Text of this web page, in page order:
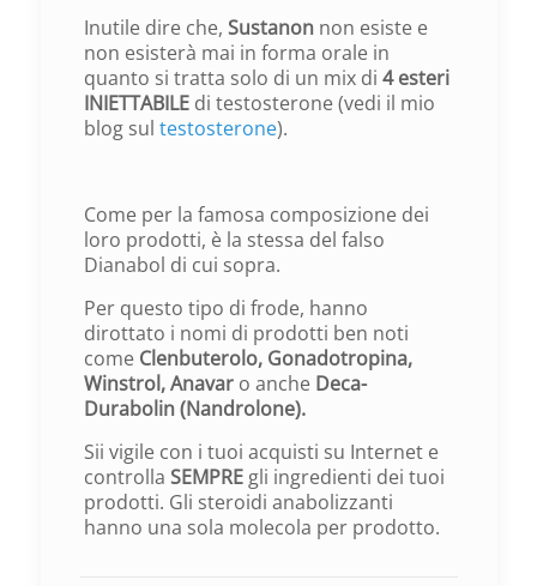
Inutile dire che, Sustanonnon esiste e
non esisterà mai in forma orale in
quanto si tratta solo di un mix di 4 esteri
INIETTABILEdi testosterone (vedi il mio
blog sul testosterone).
Come per la famosa composizione dei
loro prodotti, è la stessa del falso
Dianabol di cui sopra.
Per questo tipo di frode, hanno
dirottato i nomi di prodotti ben noti
come Clenbuterolo, Gonadotropina,
Winstrol, Anavar o ancheDeca-
Durabolin (Nandrolone).
Sii vigile con i tuoi acquisti su Internet e
controlla SEMPREgli ingredienti dei tuoi
prodotti. Gli steroidi anabolizzanti
hanno una sola molecola per prodotto.